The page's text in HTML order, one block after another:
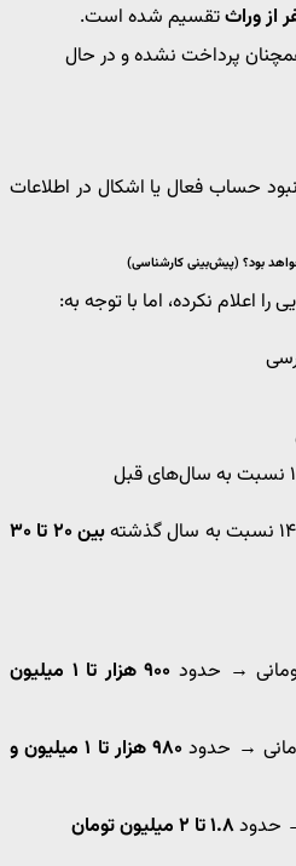
تقسیم شده است.
پرداخت نشده و در حال
حساب فعال یا اشکال در اطلاعات
اعلام نکرده، اما با توجه به:
بین ۲۰ تا ۳۰
۹۰۰ هزار تا ۱ میلیون
۹۸۰ هزار تا ۱ میلیون و
حدود۱.۸ تا ۲ میلیون تومان